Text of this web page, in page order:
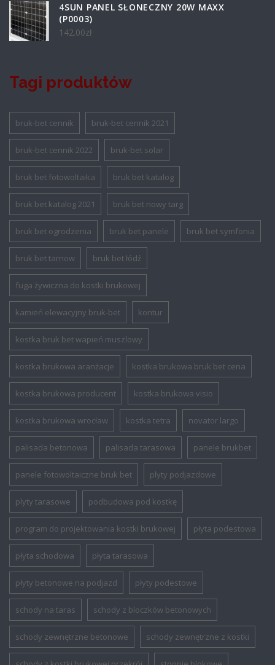
4SUN PANEL SŁONECZNY 20W MAXX
(P0003)
142.00zł
Tagi produktów
bruk-bet cennik bruk-bet cennik 2021
bruk-bet cennik 2022 bruk-bet solar
bruk bet fotowoltaika bruk bet katalog
bruk bet katalog 2021 bruk bet nowy targ
bruk bet ogrodzenia bruk bet panele bruk bet symfonia
bruk bet tarnow bruk bet łódź
fuga żywiczna do kostki brukowej
kamień elewacyjny bruk-bet kontur
kostka bruk bet wapień muszlowy
kostka brukowa aranżacje kostka brukowa bruk bet cena
kostka brukowa producent kostka brukowa visio
kostka brukowa wrocław kostka tetra novator largo
palisada betonowa palisada tarasowa panele brukbet
panele fotowoltaiczne bruk bet plyty podjazdowe
plyty tarasowe podbudowa pod kostkę
program do projektowania kostki brukowej płyta podestowa
płyta schodowa płyta tarasowa
płyty betonowe na podjazd płyty podestowe
schody na taras schody z bloczków betonowych
schody zewnętrzne betonowe schody zewnętrzne z kostki